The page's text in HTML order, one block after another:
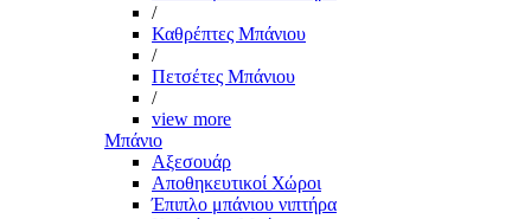
/
Καθρέπτες Μπάνιου
/
Πετσέτες Μπάνιου
/
view more
Μπάνιο
Αξεσουάρ
Αποθηκευτικοί Χώροι
Έπιπλο μπάνιου νιπτήρα